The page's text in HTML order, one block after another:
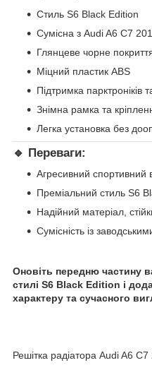
Стиль S6 Black Edition
Сумісна з Audi A6 C7
Глянцеве чорне
Міцний пластик ABS
Підтримка парктроніків
Знімна рамка та
Легка установка без
🔹 Переваги:
Агресивний спортивний
Преміальний стиль S6
Надійний матеріал,
Сумісність із
Оновіть передню частину
стилі S6 Black Edition і
характеру та сучасного
Решітка радіатора Audi A6